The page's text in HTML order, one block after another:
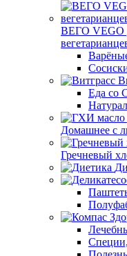
ВЕГО VEGO
Еда со
Домашнее с
Гречневый